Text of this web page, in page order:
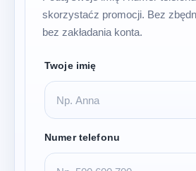
skorzystaćz promocji. Bez
bez zakładania konta.
Twoje imię
Numer telefonu